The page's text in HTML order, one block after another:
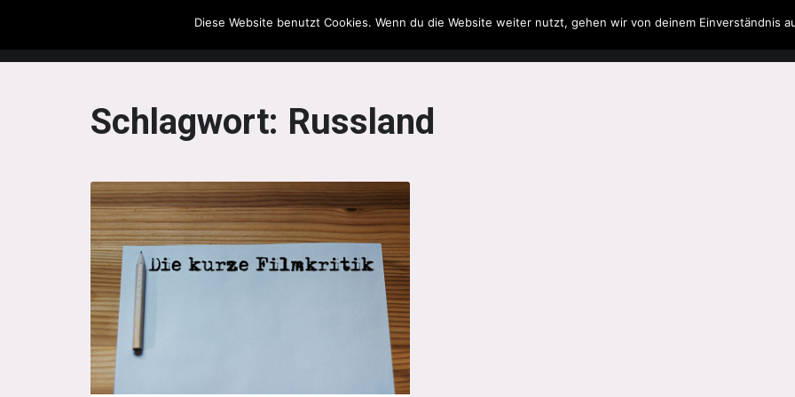
The Howling Men Filme & Serien Musik Spielzeug Literatur
Schlagwort: Russland
Diese Website benutzt Cookies. Wenn du die Website weiter nutzt, gehen wir von deinem Einverständnis